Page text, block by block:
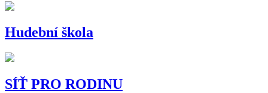
Hudební škola
SÍŤ PRO RODINU